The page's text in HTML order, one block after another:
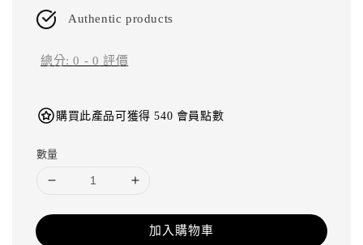
Authentic products
總分:0 - 0 評價
購買此產品可獲得 540 會員點數
數量
加入購物車